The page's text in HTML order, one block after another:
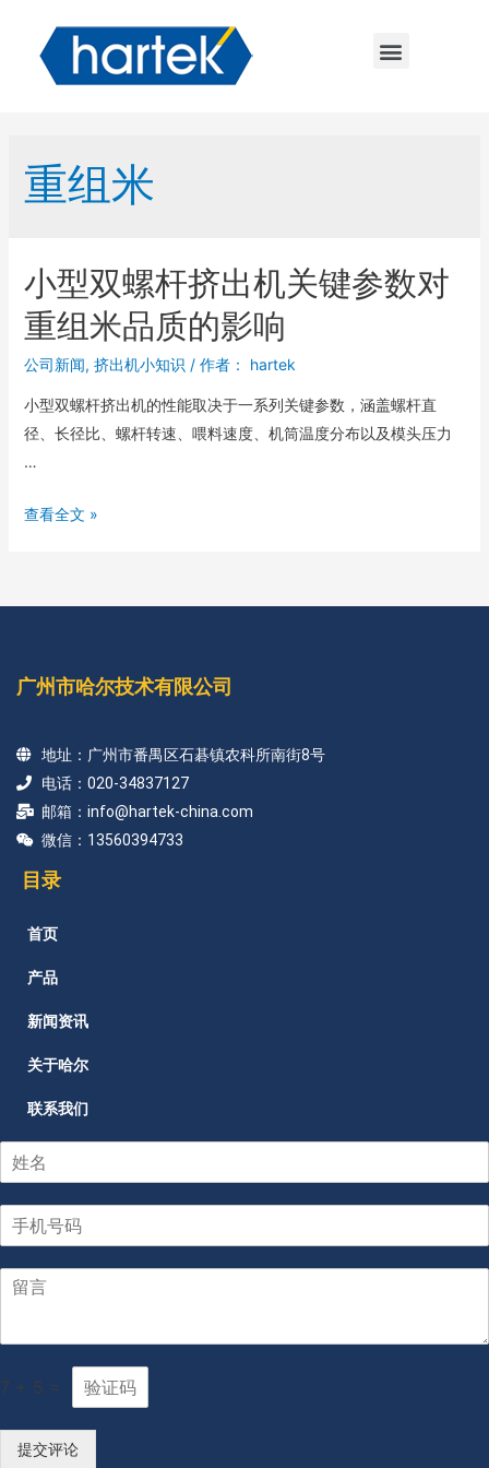
重组米
小型双螺杆挤出机关键参数对
重组米品质的影响
公司新闻, 挤出机小知识 / 作者： hartek
小型双螺杆挤出机的性能取决于一系列关键参数，涵盖螺杆直
径、长径比、螺杆转速、喂料速度、机筒温度分布以及模头压力
…
查看全文 »
广州市哈尔技术有限公司
地址：广州市番禺区石碁镇农科所南街8号
电话：020-34837127
邮箱：info@hartek-china.com
微信：13560394733
目录
首页
产品
新闻资讯
关于哈尔
联系我们
7 + 5 =
提交评论